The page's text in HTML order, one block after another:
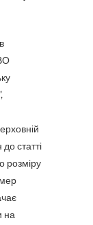
статті
розміру
на